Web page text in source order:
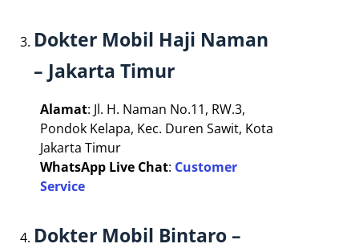
Dokter Mobil Haji Naman
– Jakarta Timur
Alamat: Jl. H. Naman No.11, RW.3,
Pondok Kelapa, Kec. Duren Sawit, Kota
Jakarta Timur
WhatsApp Live Chat: Customer
Service
Dokter Mobil Bintaro –